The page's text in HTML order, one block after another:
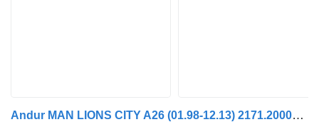
Andur MAN LIONS CITY A26 (01.98-12.13) 2171.20002515 tüübi jaoks bussi MAN Lion's bus (1991-)